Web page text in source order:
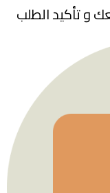
و تأكيد الطلب